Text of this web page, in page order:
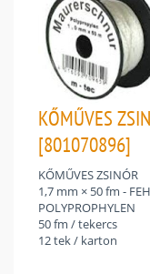
KŐMŰVES
[801070896]
KŐMŰVES ZSINÓR
1,7 mm × 50 fm -
POLYPROPHYLEN
50 fm / tekercs
12 tek / karton